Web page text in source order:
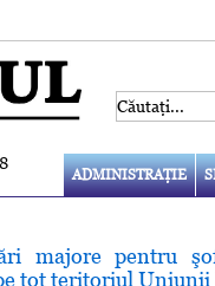
ADMINISTRAŢIE
majore pentru
tot teritoriul Uniunii